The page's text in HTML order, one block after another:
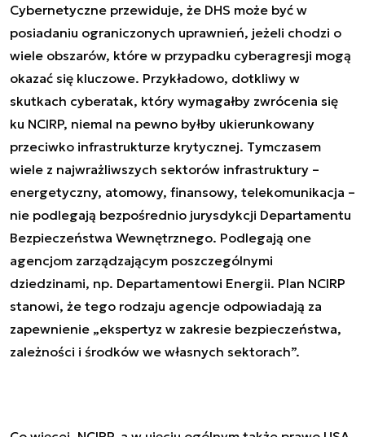
Cybernetyczne przewiduje, że DHS może być w
posiadaniu ograniczonych uprawnień, jeżeli chodzi o
wiele obszarów, które w przypadku cyberagresji mogą
okazać się kluczowe. Przykładowo, dotkliwy w
skutkach cyberatak, który wymagałby zwrócenia się
ku NCIRP, niemal na pewno byłby ukierunkowany
przeciwko infrastrukturze krytycznej. Tymczasem
wiele z najwrażliwszych sektorów infrastruktury –
energetyczny, atomowy, finansowy, telekomunikacja –
nie podlegają bezpośrednio jurysdykcji Departamentu
Bezpieczeństwa Wewnętrznego. Podlegają one
agencjom zarządzającym poszczególnymi
dziedzinami, np. Departamentowi Energii. Plan NCIRP
stanowi, że tego rodzaju agencje odpowiadają za
zapewnienie „ekspertyz w zakresie bezpieczeństwa,
zależności i środków we własnych sektorach”.